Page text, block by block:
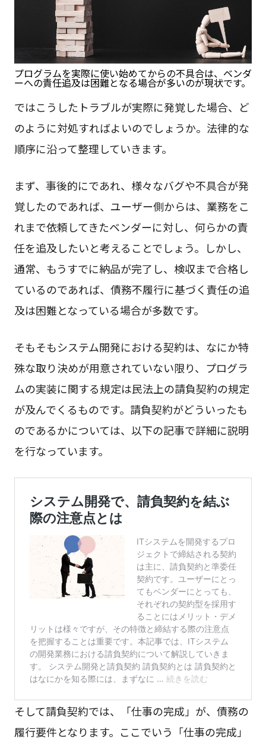
プログラムを実際に使い始めてからの不具合は、ベンダ
ーへの責任追及は困難となる場合が多いのが現状です。
ではこうしたトラブルが実際に発覚した場合、ど
のように対処すればよいのでしょうか。法律的な
順序に沿って整理していきます。
まず、事後的にであれ、様々なバグや不具合が発
覚したのであれば、ユーザー側からは、業務をこ
れまで依頼してきたベンダーに対し、何らかの責
任を追及したいと考えることでしょう。しかし、
通常、もうすでに納品が完了し、検収まで合格し
ているのであれば、債務不履行に基づく責任の追
及は困難となっている場合が多数です。
そもそもシステム開発における契約は、なにか特
殊な取り決めが用意されていない限り、プログラ
ムの実装に関する規定は民法上の請負契約の規定
が及んでくるものです。請負契約がどういったも
のであるかについては、以下の記事で詳細に説明
を行なっています。
そして請負契約では、「仕事の完成」が、債務の
履行要件となります。ここでいう「仕事の完成」